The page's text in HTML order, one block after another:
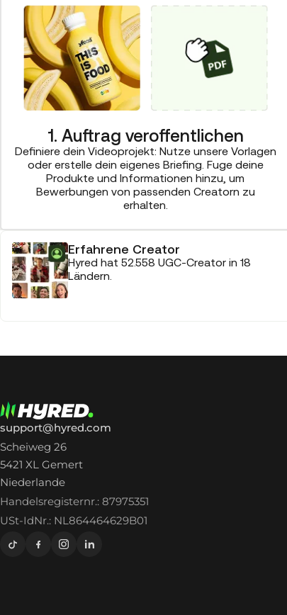
1. Auftrag veroffentlichen
Definiere dein Videoprojekt: Nutze unsere Vorlagen
oder erstelle dein eigenes Briefing. Fuge deine
Produkte und Informationen hinzu, um
Bewerbungen von passenden Creatorn zu
erhalten.
Erfahrene Creator
Hyred hat 52.558 UGC-Creator in 18
Ländern.
support@hyred.com
Scheiweg 26
5421 XL Gemert
Niederlande
Handelsregisternr.: 87975351
USt-IdNr.: NL864464629B01